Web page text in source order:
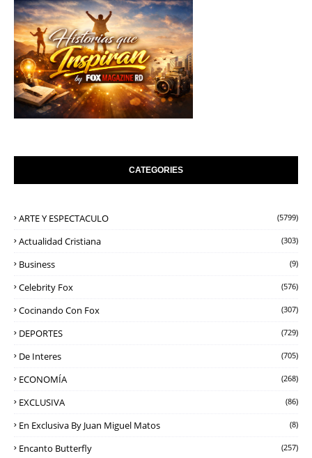
CATEGORIES
ARTE Y ESPECTACULO (5799)
Actualidad Cristiana (303)
Business (9)
Celebrity Fox (576)
Cocinando Con Fox (307)
DEPORTES (729)
De Interes (705)
ECONOMÍA (268)
EXCLUSIVA (86)
En Exclusiva By Juan Miguel Matos (8)
Encanto Butterfly (257)